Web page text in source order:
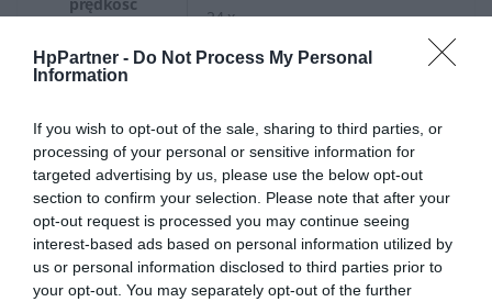
HpPartner - Do Not Process My Personal
Information
If you wish to opt-out of the sale, sharing to third parties, or
processing of your personal or sensitive information for
targeted advertising by us, please use the below opt-out
section to confirm your selection. Please note that after your
opt-out request is processed you may continue seeing
interest-based ads based on personal information utilized by
us or personal information disclosed to third parties prior to
your opt-out. You may separately opt-out of the further
RW
24 x
prędkość
zapisu DVD-R
6 x
Max.
prędkość
zapisu DVD-
RW
6 x